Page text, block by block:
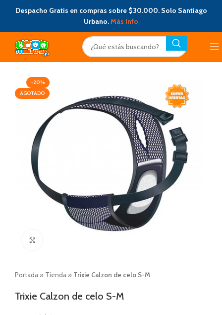
Despacho Gratis en compras sobre $30.000. Solo Santiago
Urbano.Más Info
-20%
AGOTADO
Portada » Tienda » Trixie Calzon de celo S-M
Trixie Calzon de celo S-M